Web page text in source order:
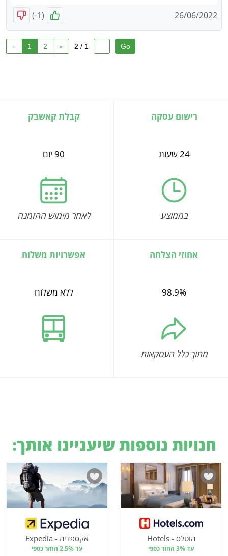
26/06/2022
(
-1
)
« 1 2 » 1 / 2
רישום עסקה
24 שעות
בממוצע
קבלת קאשבק
90 יום
לאחר מימוש ההזמנה
אחוזי הצלחה
98.9%
מתוך כלל העסקאות
אפשרויות משלוח
ללא משלוח
חנויות נוספות שיעניינו אותך:
הוטלס - Hotels
עד 3% החזר כספי
אקספדיה - Expedia
עד 2.5% החזר כספי